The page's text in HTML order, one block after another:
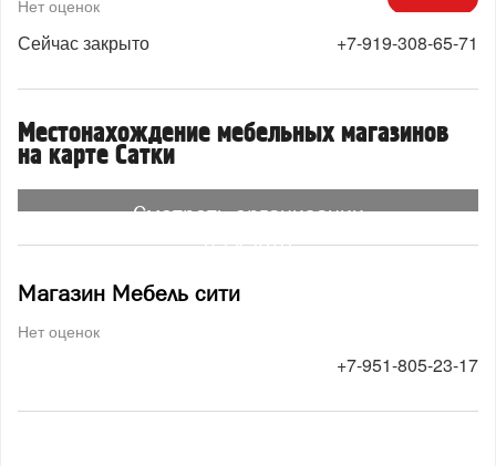
Нет оценок
Сейчас закрыто +7-919-308-65-71
Местонахождение мебельных магазинов
на карте Сатки
Смотреть организации
на карте
Магазин Мебель сити
Нет оценок
+7-951-805-23-17